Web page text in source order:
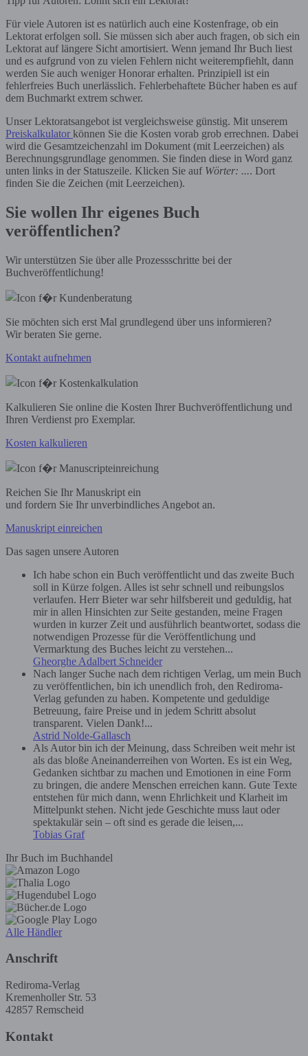
Für viele Autoren ist es natürlich auch eine Kostenfrage, ob ein
Lektorat erfolgen soll. Sie müssen sich aber auch fragen, ob sich ein
Lektorat auf längere Sicht amortisiert. Wenn jemand Ihr Buch liest
und es aufgrund von zu vielen Fehlern nicht weiterempfiehlt, dann
werden Sie auch weniger Honorar erhalten. Prinzipiell ist ein
fehlerfreies Buch unerlässlich. Fehlerbehaftete Bücher haben es auf
dem Buchmarkt extrem schwer.
Unser Lektoratsangebot ist vergleichsweise günstig. Mit unserem
Preiskalkulator können Sie die Kosten vorab grob errechnen. Dabei
wird die Gesamtzeichenzahl im Dokument (mit Leerzeichen) als
Berechnungsgrundlage genommen. Sie finden diese in Word ganz
unten links in der Statuszeile. Klicken Sie auf Wörter: .... Dort
finden Sie die Zeichen (mit Leerzeichen).
Sie wollen Ihr eigenes Buch
veröffentlichen?
Wir unterstützen Sie über alle Prozessschritte bei der
Buchveröffentlichung!
Sie möchten sich erst Mal grundlegend über uns informieren?
Wir beraten Sie gerne.
Kontakt aufnehmen
Kalkulieren Sie online die Kosten Ihrer Buchveröffentlichung und
Ihren Verdienst pro Exemplar.
Kosten kalkulieren
Reichen Sie Ihr Manuskript ein
und fordern Sie Ihr unverbindliches Angebot an.
Manuskript einreichen
Das sagen unsere Autoren
Ich habe schon ein Buch veröffentlicht und das zweite Buch
soll in Kürze folgen. Alles ist sehr schnell und reibungslos
verlaufen. Herr Bieter war sehr hilfsbereit und geduldig, hat
mir in allen Hinsichten zur Seite gestanden, meine Fragen
wurden in kurzer Zeit und ausführlich beantwortet, sodass die
notwendigen Prozesse für die Veröffentlichung und
Vermarktung des Buches leicht zu verstehen...
Gheorghe Adalbert Schneider
Nach langer Suche nach dem richtigen Verlag, um mein Buch
zu veröffentlichen, bin ich unendlich froh, den Rediroma-
Verlag gefunden zu haben. Kompetente und geduldige
Betreuung, faire Preise und in jedem Schritt absolut
transparent. Vielen Dank!...
Astrid Nolde-Gallasch
Als Autor bin ich der Meinung, dass Schreiben weit mehr ist
als das bloße Aneinanderreihen von Worten. Es ist ein Weg,
Gedanken sichtbar zu machen und Emotionen in eine Form
zu bringen, die andere Menschen erreichen kann. Gute Texte
entstehen für mich dann, wenn Ehrlichkeit und Klarheit im
Mittelpunkt stehen. Nicht jede Geschichte muss laut oder
spektakulär sein – oft sind es gerade die leisen,...
Tobias Graf
Ihr Buch im Buchhandel
Alle Händler
Anschrift
Rediroma-Verlag
Kremenholler Str. 53
42857 Remscheid
Kontakt